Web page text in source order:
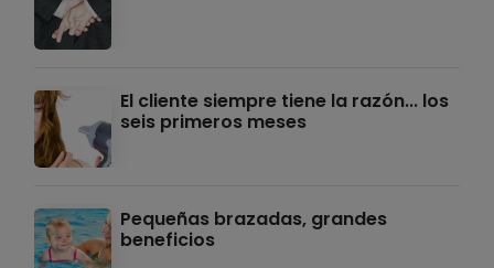
El cliente siempre tiene la razón... los
seis primeros meses
Pequeñas brazadas, grandes
beneficios